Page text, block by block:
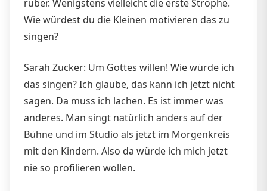
rüber. Wenigstens vielleicht die erste Strophe.
Wie würdest du die Kleinen motivieren das zu
singen?
Sarah Zucker: Um Gottes willen! Wie würde ich
das singen? Ich glaube, das kann ich jetzt nicht
sagen. Da muss ich lachen. Es ist immer was
anderes. Man singt natürlich anders auf der
Bühne und im Studio als jetzt im Morgenkreis
mit den Kindern. Also da würde ich mich jetzt
nie so profilieren wollen.